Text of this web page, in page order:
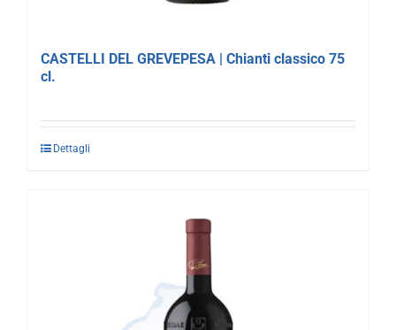
CASTELLI DEL GREVEPESA | Chianti classico 75
cl.
Dettagli